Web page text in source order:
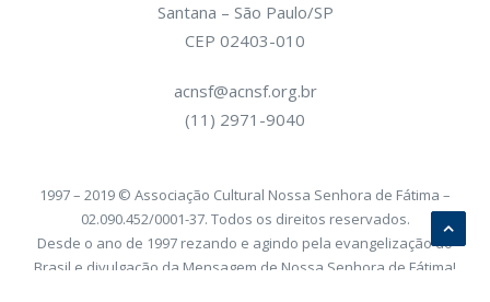
Santana – São Paulo/SP
CEP 02403-010
acnsf@acnsf.org.br
(11) 2971-9040
1997 – 2019 © Associação Cultural Nossa Senhora de Fátima –
02.090.452/0001-37. Todos os direitos reservados.
Desde o ano de 1997 rezando e agindo pela evangelização do
Brasil e divulgação da Mensagem de Nossa Senhora de Fátima!